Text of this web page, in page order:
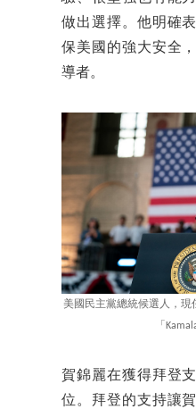
做出選擇。他明確
保美國的強大安全
導者。
美國民主黨總統候選人，現
「
賀錦麗在獲得拜登
位。拜登的支持讓